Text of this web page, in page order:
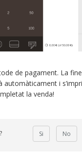
de pagament. La
automàticament i
la venda!
Si No